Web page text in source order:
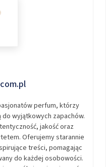
perfum, którzy
do wyjątkowych zapachów.
jakość oraz
Oferujemy starannie
treści, pomagając
do każdej osobowości.